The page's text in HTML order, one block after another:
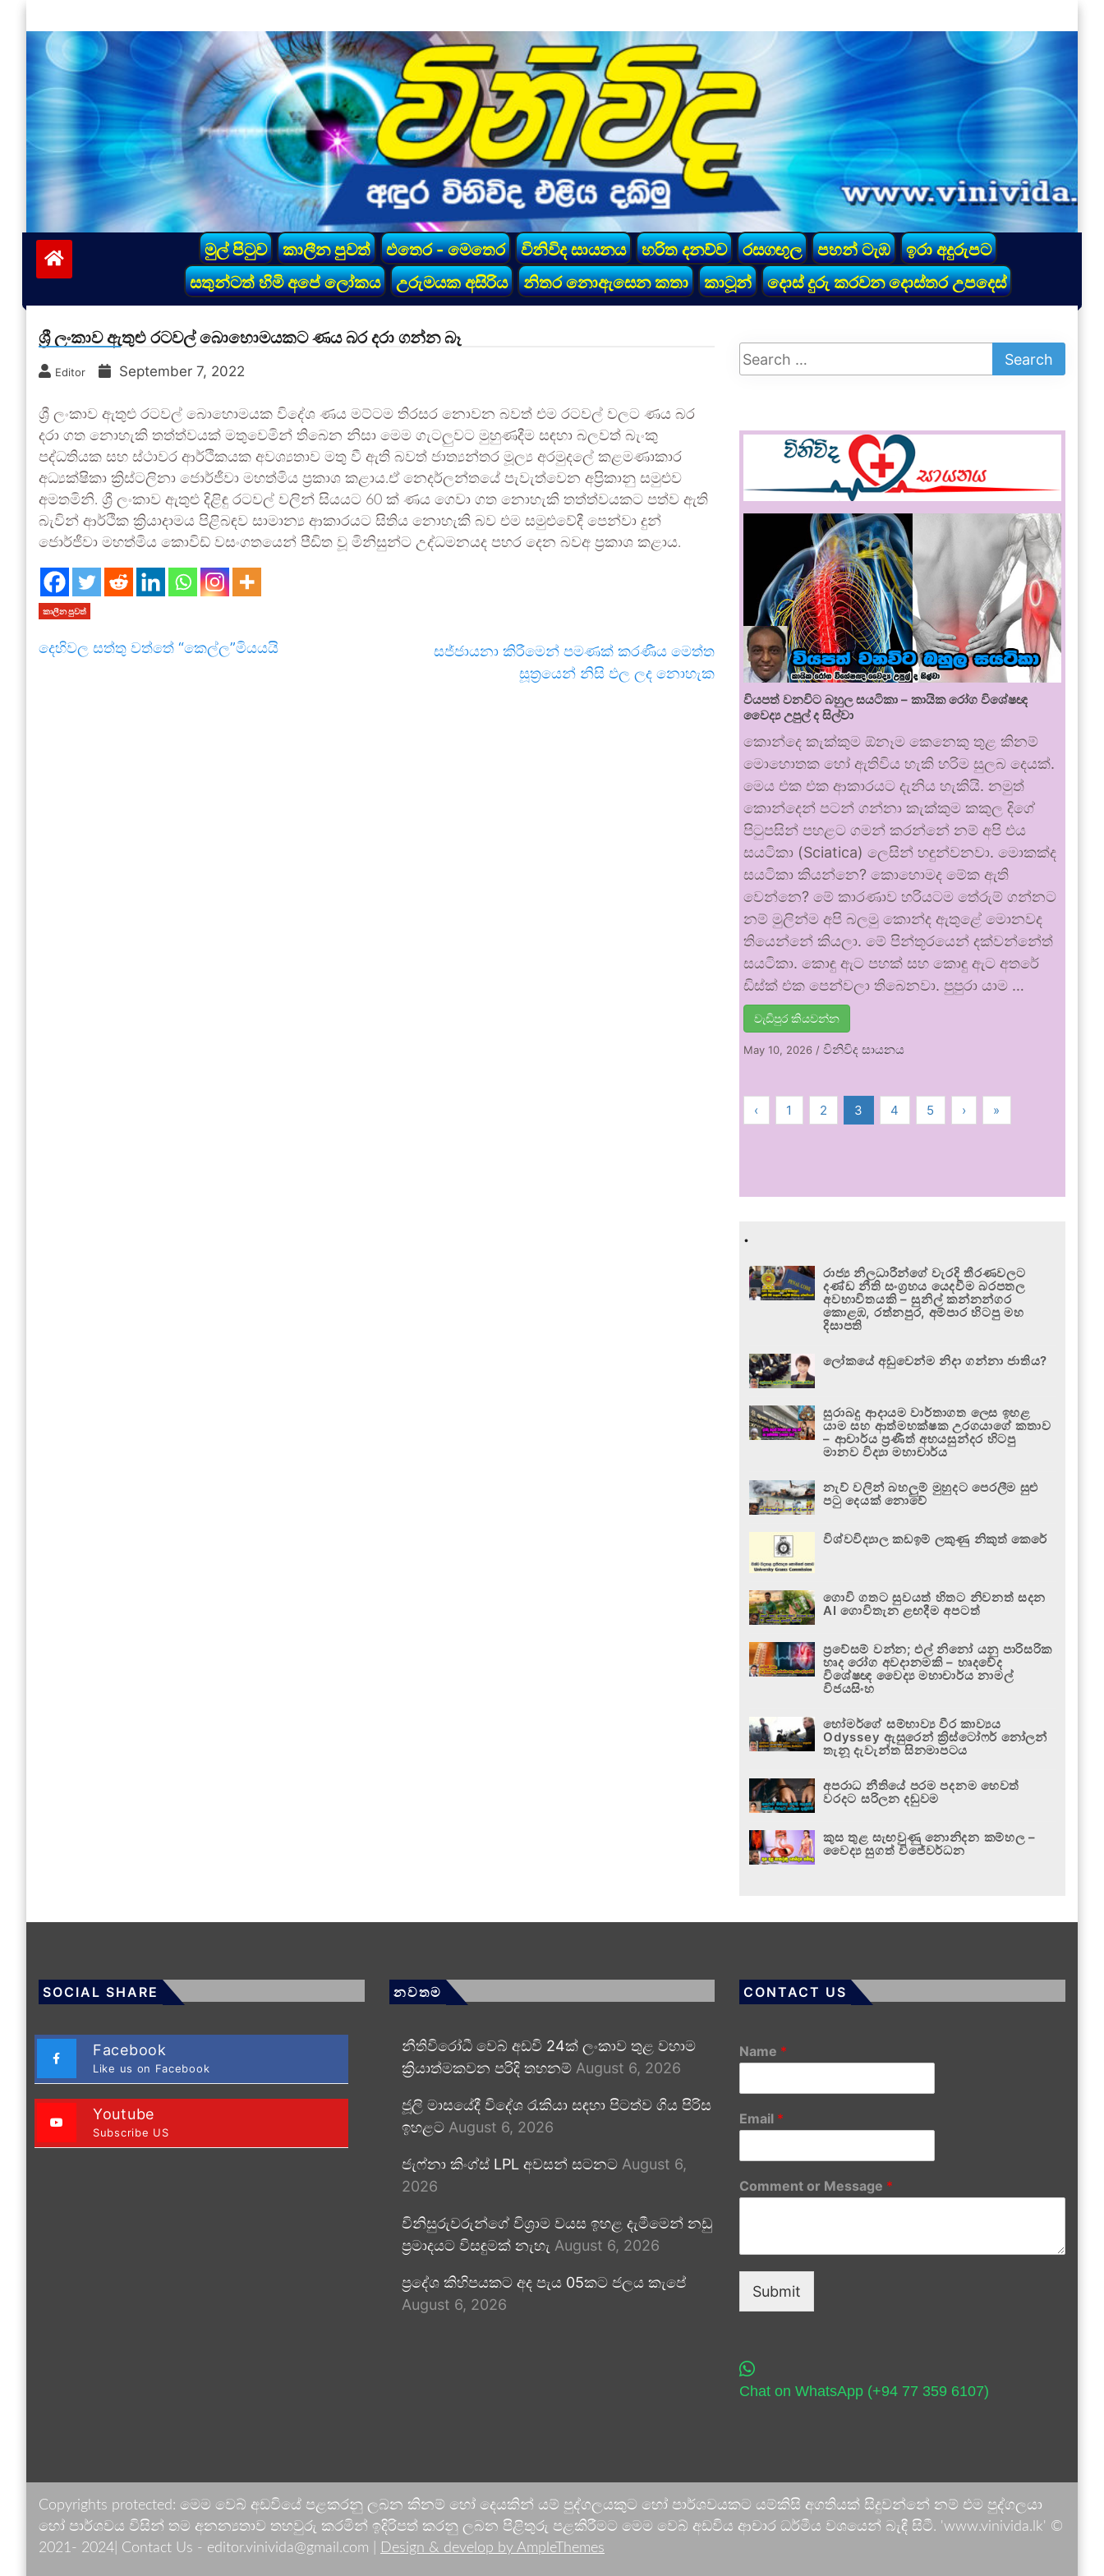
to
content
vinivida.lk
මුල් පිටුව කාලීන පුවත් එතෙර - මෙතෙර විනිවිද සායනය හරිත දනව්ව රසගඟුල පහන් ටැඹ
ඉරා අදුරුපට
සතුන්ටත් හිමි අපේ ලෝකය
උරුමයක අසිරිය නිතර නොඇසෙන කතා කාටූන් දොස් දුරු කරවන දොස්තර උපදෙස්
ශ්‍රී ලංකාව ඇතුළු රටවල් බොහොමයකට ණය බර දරා ගන්න බෑ
Editor September 7, 2022
ශ්‍රී ලංකාව ඇතුළු රටවල් බොහොමයක විදේශ ණය මට්ටම තිරසර නොවන බවත් එම රටවල් වලට ණය බර
දරා ගත නොහැකි තත්ත්වයක් මතුවෙමින් තිබෙන නිසා මෙම ගැටලුවට මුහුණදීම සඳහා බලවත් බැංකු
පද්ධතියක සහ ස්ථාවර ආර්ථිකයක අවශ්‍යතාව මතු වී ඇති බවත් ජාත්‍යන්තර මූල්‍ය අරමුදලේ කළමණාකාර
අධ්‍යක්ෂිකා ක්‍රිස්ටලිනා ජොර්ජීවා මහත්මිය ප්‍රකාශ කළාය.ඒ නෙදර්ලන්තයේ පැවැත්වෙන අප්‍රිකානු සමුළුව
අමතමිනි. ශ්‍රී ලංකාව ඇතුළු දිළිඳු රටවල් වලින් සියයට 60 ක් ණය ගෙවා ගත නොහැකි තත්ත්වයකට පත්ව ඇති
බැවින් ආර්ථික ක්‍රියාදාමය පිළිබඳව සාමාන්‍ය ආකාරයට සිතිය නොහැකි බව එම සමුළුවේදී පෙන්වා දුන්
ජොර්ජීවා මහත්මිය කොවිඩ් වසංගතයෙන් පීඩිත වූ මිනිසුන්ට උද්ධමනයද පහර දෙන බවඅ ප්‍රකාශ කළාය.
කාලීන පුවත්
දෙහිවල සත්තු වත්තේ “කෙල්ල”මියයයි
සජ්ජායනා කිරීමෙන් පමණක් කරණීය මෙත්ත
සූත්‍රයෙන් නිසි ඵල ලද නොහැක
වියපත් වනවිට බහුල සයටිකා – කායික රෝග විශේෂඥ
වෛද්‍ය උපුල් ද සිල්වා
කොන්දෙ කැක්කුම ඕනෑම කෙනෙකු තුළ කිනම්
මොහොතක හෝ ඇතිවිය හැකි හරිම සුලබ දෙයක්.
මෙය එක එක ආකාරයට දැනිය හැකියි. නමුත්
කොන්දෙන් පටන් ගන්නා කැක්කුම කකුල දිගේ
පිටුපසින් පහළට ගමන් කරන්නේ නම් අපි එය
සයටිකා (Sciatica) ලෙසින් හඳුන්වනවා. මොකක්ද
සයටිකා කියන්නෙ? කොහොමද මේක ඇති
වෙන්නෙ? මේ කාරණාව හරියටම තේරුම් ගන්නට
නම් මුලින්ම අපි බලමු කොන්ද ඇතුළේ මොනවද
තියෙන්නේ කියලා. මේ පින්තූරයෙන් දක්වන්නේත්
සයටිකා. කොඳු ඇට පහක් සහ කොඳු ඇට අතරේ
ඩිස්ක් එක පෙන්වලා තිබෙනවා. පුපුරා යාම …
වැඩිපුර කියවන්න
May 10, 2026 /විනිවිද සායනය
‹ 1 2 3 4 5 › »
.
රාජ්‍ය නිලධාරීන්ගේ වැරදි තීරණවලට
දණ්ඩ නීති සංග්‍රහය යෙදවීම බරපතල
අවභාවිතයකි – සුනිල් කන්නන්ගර
කොළඹ, රත්නපුර, අම්පාර හිටපු මහ
දිසාපති
ලෝකයේ අඩුවෙන්ම නිදා ගන්නා ජාතිය?
සුරාබදු ආදායම වාර්තාගත ලෙස ඉහළ
යාම සහ ආත්මභක්ෂක උරගයාගේ කතාව
– ආචාර්ය ප්‍රණීත් අභයසුන්දර හිටපු
මානව විද්‍යා මහාචාර්ය
නැව් වලින් බහලුම් මුහුදට පෙරලීම සුළු
පටු දෙයක් නොවේ
විශ්වවිද්‍යාල කඩඉම් ලකුණු නිකුත් කෙරේ
ගොවි ගතට සුවයත් හිතට නිවනත් සදන
AI ගොවිතැන ළඟදීම අපටත්
ප්‍රවේසම් වන්න; එල් නිනෝ යනු පාරිසරික
හෘද රෝග අවදානමකි – හෘදවේද
විශේෂඥ වෛද්‍ය මහාචාර්ය නාමල්
විජයසිංහ
හෝමර්ගේ සම්භාව්‍ය වීර කාව්‍යය
Odyssey ඇසුරෙන් ක්‍රිස්ටෝෆර් නෝලන්
තැනූ දැවැන්ත සිනමාපටය
අපරාධ නීතියේ පරම පදනම හෙවත්
වරදට සරිලන දඬුවම
කුස තුළ සැඟවුණු නොනිදන කම්හල –
වෛද්‍ය සුගත් විජේවර්ධන
SOCIAL SHARE
Facebook
Like us on Facebook
Youtube
Subscribe US
නවතම
නීතිවිරෝධී වෙබ් අඩවි 24ක් ලංකාව තුළ වහාම
ක්‍රියාත්මකවන පරිදි තහනම් August 6, 2026
ජූලි මාසයේදී විදේශ රැකියා සඳහා පිටත්ව ගිය පිරිස
ඉහළට August 6, 2026
ජැෆ්නා කිංග්ස් LPL අවසන් සටනට August 6,
2026
විනිසුරුවරුන්ගේ විශ්‍රාම වයස ඉහළ දැමීමෙන් නඩු
ප්‍රමාදයට විසඳුමක් නැහැ August 6, 2026
ප්‍රදේශ කිහිපයකට අද පැය 05කට ජලය කැපේ
August 6, 2026
CONTACT US
Name *
Email *
Comment or Message *
Submit
Chat on WhatsApp (+94 77 359 6107)
Copyrights protected: මෙම වෙබ් අඩවියේ පළකරනු ලබන කිනම් හෝ දෙයකින් යම් පුද්ගලයකුට හෝ පාර්ශවයකට යම්කිසි අගතියක් සිදුවන්නේ නම් එම පුද්ගලයා
හෝ පාර්ශවය විසින් තම අනන්‍යතාව තහවුරු කරමින් ඉදිරිපත් කරනු ලබන පිළිතුරු පළකිරීමට මෙම වෙබ් අඩවිය ආචාර ධර්මීය වශයෙන් බැඳී සිටී. 'www.vinivida.lk' ©
2021- 2024| Contact Us - editor.vinivida@gmail.com |
Design & develop by AmpleThemes